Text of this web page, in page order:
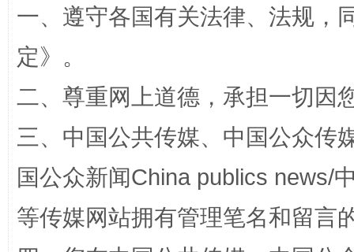
解纷+调解+退费，一次搞定
一、遵守各国有关法律、法规，
定》。
二、尊重网上道德，承担一切因
三、中国公共传媒、中国公众传
国公众新闻China publics news/
等传媒网站拥有管理笔名和留言